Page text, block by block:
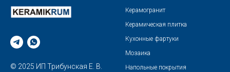
© 2025 ИП Трибунская Е. В.
Керамогранит
Керамическая плитка
Кухонные фартуки
Мозаика
Напольные покрытия